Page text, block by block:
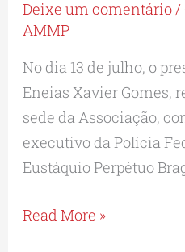
Deixe um comentário/
AMMP
No dia 13 de julho, o
Eneias Xavier Gomes,
sede da Associação,
executivo da Polícia
Eustáquio Perpétuo
da
Nacional
dos
Policiais
Federais
Read More »